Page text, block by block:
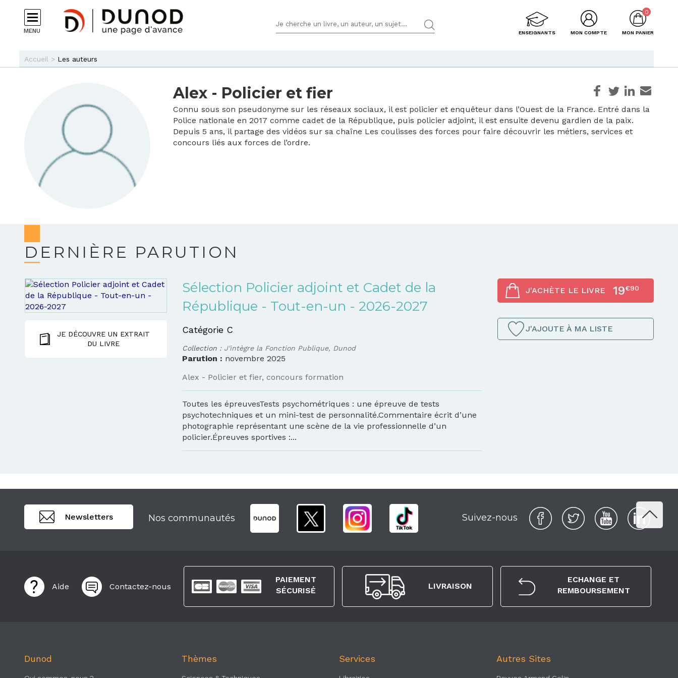
MENU
TERMES DE RECHERCHES
MON PANIER
0
MON COMPTE
ENSEIGNANTS
Vous êtes ici
Accueil > Les auteurs
Alex - Policier et fier
Connu sous son pseudonyme sur les réseaux sociaux, il est policier et enquêteur dans l’Ouest de la France. Entré dans la
Police nationale en 2017 comme cadet de la République, puis policier adjoint, il est ensuite devenu gardien de la paix.
Depuis 5 ans, il partage des vidéos sur sa chaîne Les coulisses des forces pour faire découvrir les métiers, services et
concours liés aux forces de l’ordre.
DERNIÈRE PARUTION
JE DÉCOUVRE UN EXTRAIT
DU LIVRE
Sélection Policier adjoint et Cadet de la
République - Tout-en-un - 2026-2027
Catégorie C
Collection : J'intègre la Fonction Publique, Dunod
Parution : novembre 2025
Alex - Policier et fier, concours formation
Toutes les épreuvesTests psychométriques : une épreuve de tests
psychotechniques et un mini-test de personnalité.Commentaire écrit d’une
photographie représentant une scène de la vie professionnelle d’un
policier.Épreuves sportives :...
J'ACHÈTE LE LIVRE 19€90
J'AJOUTE À MA LISTE
Newsletters Nos communautés Suivez-nous
Aide Contactez-nous
PAIEMENT
SÉCURISÉ
LIVRAISON
ECHANGE ET
REMBOURSEMENT
Dunod Thèmes Services Autres Sites